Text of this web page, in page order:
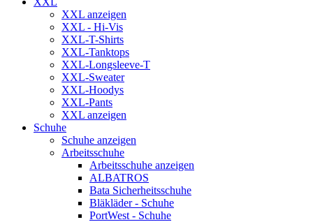
XXL anzeigen
XXL - Hi-Vis
XXL-T-Shirts
XXL-Tanktops
XXL-Longsleeve-T
XXL-Sweater
XXL-Hoodys
XXL-Pants
XXL anzeigen
Schuhe
Schuhe anzeigen
Arbeitsschuhe
Arbeitsschuhe anzeigen
ALBATROS
Bata Sicherheitsschuhe
Bläkläder - Schuhe
PortWest - Schuhe